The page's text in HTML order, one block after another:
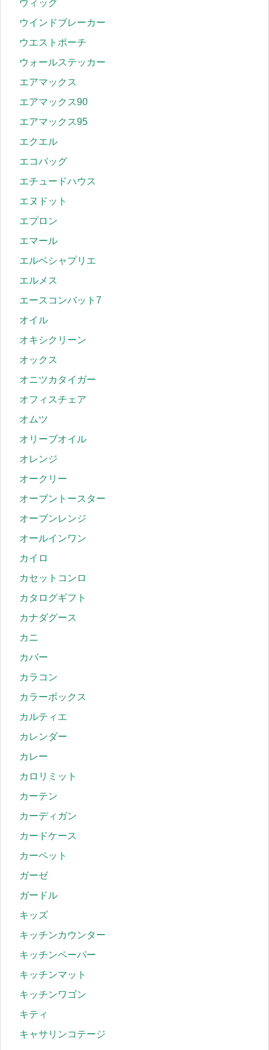
ウィッグ
ウインドブレーカー
ウエストポーチ
ウォールステッカー
エアマックス
エアマックス90
エアマックス95
エクエル
エコバッグ
エチュードハウス
エヌドット
エプロン
エマール
エルベシャプリエ
エルメス
エースコンバット7
オイル
オキシクリーン
オックス
オニツカタイガー
オフィスチェア
オムツ
オリーブオイル
オレンジ
オークリー
オーブントースター
オーブンレンジ
オールインワン
カイロ
カセットコンロ
カタログギフト
カナダグース
カニ
カバー
カラコン
カラーボックス
カルティエ
カレンダー
カレー
カロリミット
カーテン
カーディガン
カードケース
カーペット
ガーゼ
ガードル
キッズ
キッチンカウンター
キッチンペーパー
キッチンマット
キッチンワゴン
キティ
キャサリンコテージ